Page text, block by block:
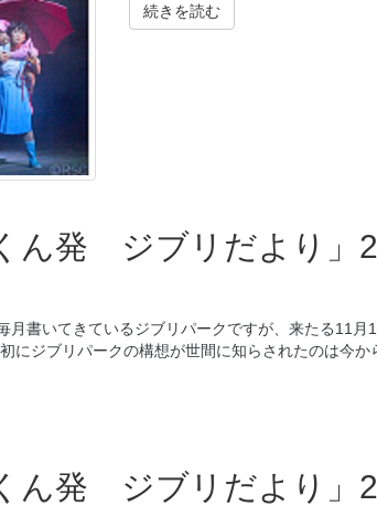
続きを読む
ん発 ジブリだより」
月書いてきているジブリパークですが、来たる11
ジブリパークの構想が世間に知らされたのは今か
ん発 ジブリだより」